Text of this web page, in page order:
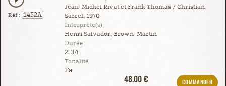
Réf : 1452A
Jean-Michel Rivat et Frank Thomas / Christian
Sarrel, 1970
Interprète(s)
Henri Salvador, Brown-Martin
Durée
2:34
Tonalité
Fa
48.00 €
COMMANDER